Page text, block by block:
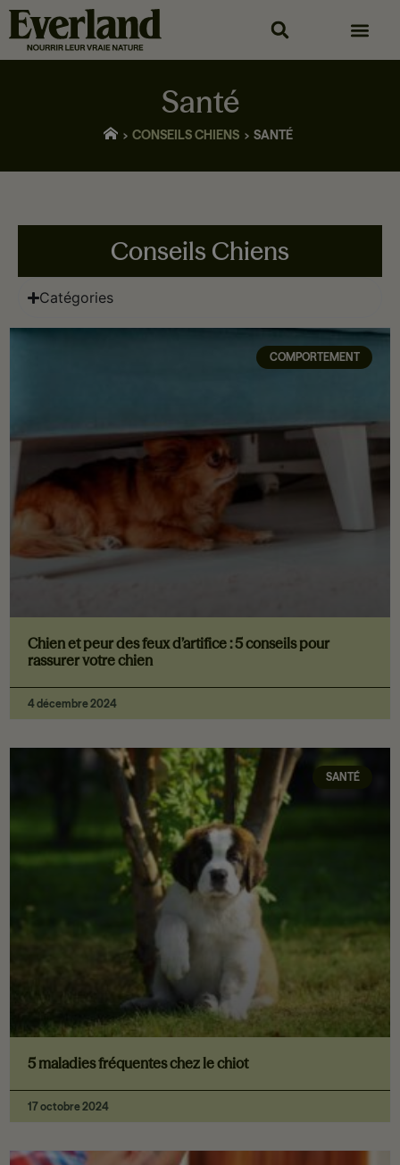
Santé
CONSEILS CHIENS SANTÉ
Conseils Chiens
Catégories
COMPORTEMENT
Chien et peur des feux d’artifice : 5 conseils pour
rassurer votre chien
4 décembre 2024
SANTÉ
5 maladies fréquentes chez le chiot
17 octobre 2024